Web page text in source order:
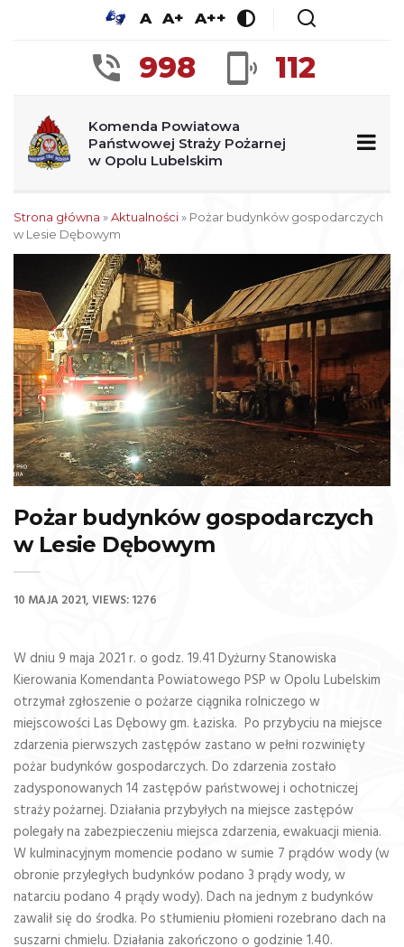
A A+ A++
998 112
Komenda Powiatowa
Państwowej Straży Pożarnej
w Opolu Lubelskim
Strona główna »Aktualności» Pożar budynków gospodarczych
w Lesie Dębowym
Pożar budynków gospodarczych
w Lesie Dębowym
10 MAJA 2021 VIEWS: 1276
W dniu 9 maja 2021 r. o godz. 19.41 Dyżurny Stanowiska
Kierowania Komendanta Powiatowego PSP w Opolu Lubelskim
otrzymał zgłoszenie o pożarze ciągnika rolniczego w
miejscowości Las Dębowy gm. Łaziska. Po przybyciu na miejsce
zdarzenia pierwszych zastępów zastano w pełni rozwinięty
pożar budynków gospodarczych. Do zdarzenia zostało
zadysponowanych 14 zastępów państwowej i ochotniczej
straży pożarnej. Działania przybyłych na miejsce zastępów
polegały na zabezpieczeniu miejsca zdarzenia, ewakuacji mienia.
W kulminacyjnym momencie podano w sumie 7 prądów wody (w
obronie przyległych budynków podano 3 prądy wody, w
natarciu podano 4 prądy wody). Dach na jednym z budynków
zawalił się do środka. Po stłumieniu płomieni rozebrano dach na
suszarni chmielu. Działania zakończono o godzinie 1.40.